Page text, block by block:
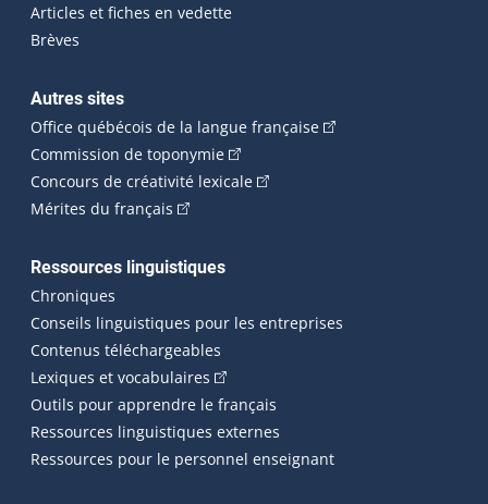
Articles et fiches en vedette
Brèves
Autres sites
Office québécois de la langue française(Cet hyperlien
Commission de toponymie(Cet hyperlien externe s'ouvrira
Concours de créativité lexicale(Cet hyperlien externe
Mérites du français (Cet hyperlien externe s'ouvrira dans une
Ressources linguistiques
Chroniques
Conseils linguistiques pour les entreprises
Contenus téléchargeables
Lexiques et vocabulaires (Cet hyperlien externe s'ouvrira
Outils pour apprendre le français
Ressources linguistiques externes
Ressources pour le personnel enseignant